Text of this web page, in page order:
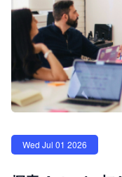
Wed Jul 01 2026